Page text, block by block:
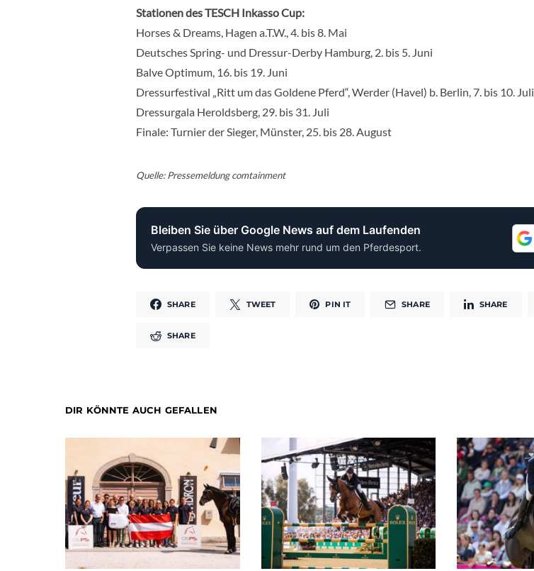
Stationen des TESCH Inkasso Cup:
Horses & Dreams, Hagen a.T.W., 4. bis 8. Mai
Deutsches Spring- und Dressur-Derby Hamburg, 2. bis 5. Juni
Balve Optimum, 16. bis 19. Juni
Dressurfestival „Ritt um das Goldene Pferd“, Werder (Havel) b. Berlin, 7. bis 10. Juli
Dressurgala Heroldsberg, 29. bis 31. Juli
Finale: Turnier der Sieger, Münster, 25. bis 28. August
Quelle: Pressemeldungcomtainment
Bleiben Sie über Google News auf dem Laufenden
Verpassen Sie keine News mehr rund um den Pferdesport.
SHARE TWEET PIN IT SHARE SHARE
SHARE
DIR KÖNNTE AUCH GEFALLEN